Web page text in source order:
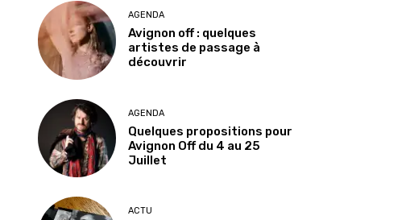
AGENDA
Avignon off : quelques
artistes de passage à
découvrir
AGENDA
Quelques propositions pour
Avignon Off du 4 au 25
Juillet
ACTU